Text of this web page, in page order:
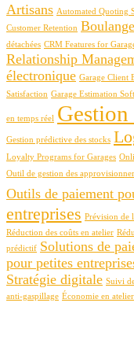
Artisans Automated Quoting
Customer Retention
détachées CRM Features for
Relationship
électronique Garage Client
Satisfaction Garage Estimation
en temps réel Gestion
Gestion prédictive des stocks
Loyalty Programs for Garages
Outil de gestion des
Outils de paiement
entreprises Prévision de
Réduction des coûts en atelier
prédictif Solutions de
pour petites
Stratégie digitale Suivi
anti-gaspillage Économie en atelier